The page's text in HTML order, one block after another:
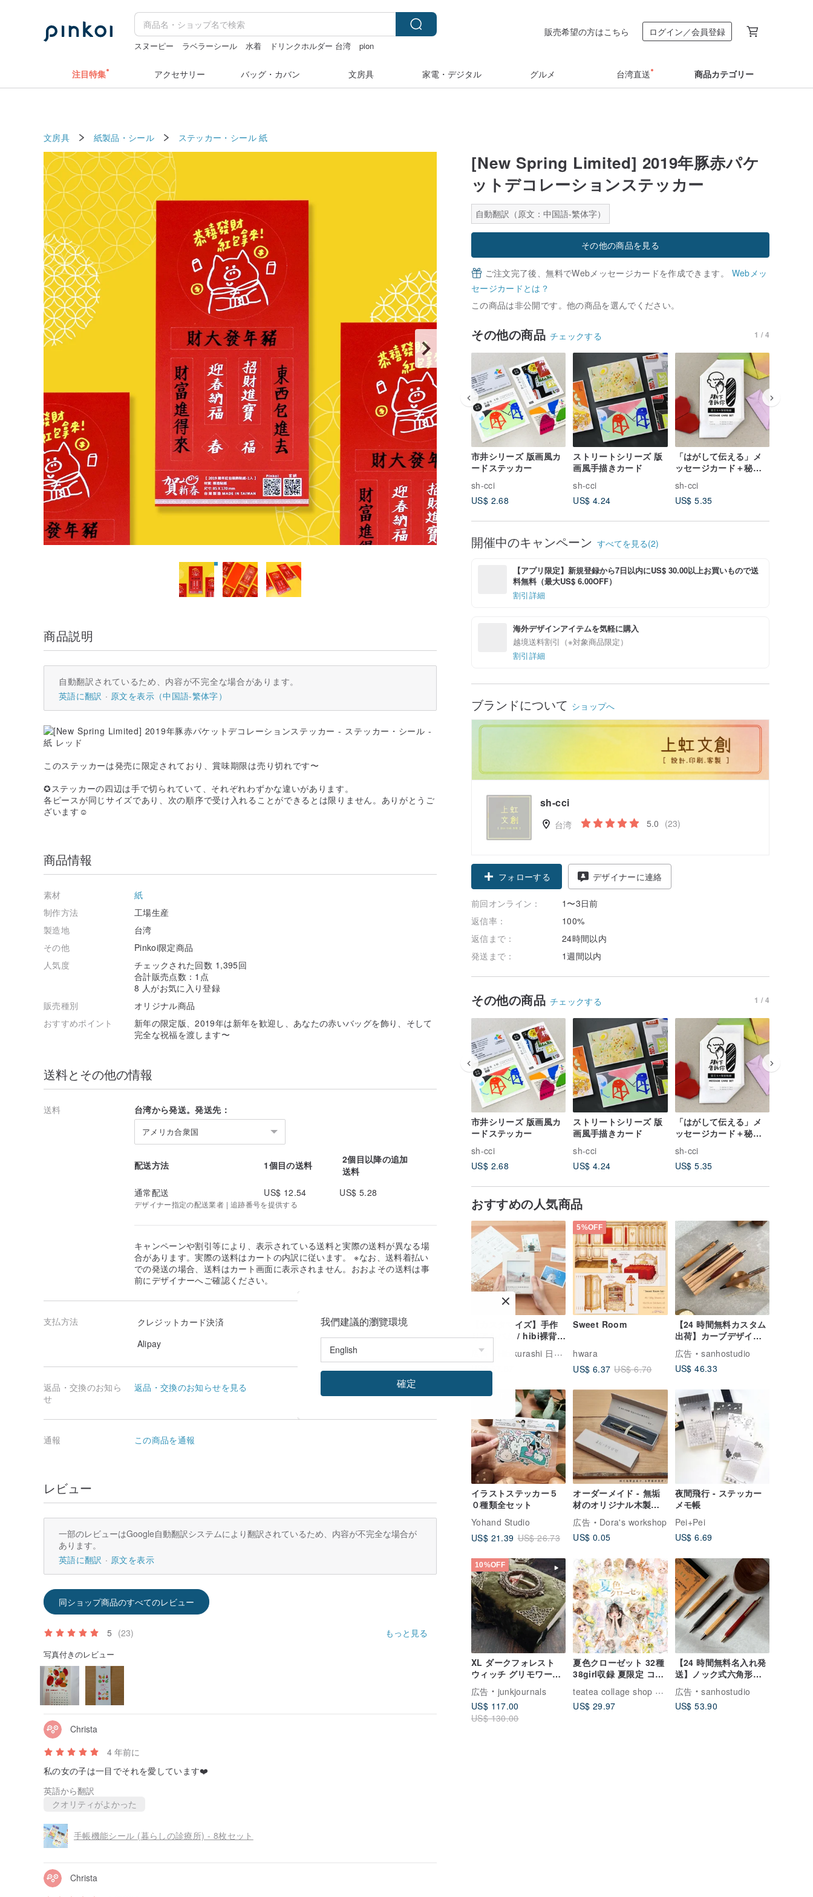
スヌーピー ラベラーシール 水着 ドリンクホルダー 台湾
pion
販売希望の方はこちら ログイン／会員登録
注目特集 アクセサリー バッグ・カバン 文房具 家電・デジタル グルメ 台湾直送 商品カテゴリー
文房具 紙製品・シール ステッカー・シール 紙
[New Spring Limited] 2019年豚赤パケ
ットデコレーションステッカー
自動翻訳（原文：中国語-繁体字）
その他の商品を見る
ご注文完了後、無料でWebメッセージカードを作成できます。 Webメッ
セージカードとは？
この商品は非公開です。他の商品を選んでください。
その他の商品 チェックする 1 / 4
市井シリーズ 版画風カ
ードステッカー
sh-cci
US$ 2.68
ストリートシリーズ 版
画風手描きカード
sh-cci
US$ 4.24
「はがして伝える」メ
ッセージカード＋秘密
sh-cci
US$ 5.35
開催中のキャンペーン すべてを見る(2)
【アプリ限定】新規登録から7日以内にUS$ 30.00以上お買いもので送
料無料（最大US$ 6.00OFF）
割引詳細
海外デザインアイテムを気軽に購入
越境送料割引（※対象商品限定）
割引詳細
ブランドについて ショップへ
sh-cci
台湾 5.0 (23)
フォローする デザイナーに連絡
前回オンライン：
1〜3日前
返信率：
100%
返信まで：
24時間以内
発送まで：
1週間以内
その他の商品 チェックする 1 / 4
市井シリーズ 版画風カ
ードステッカー
sh-cci
US$ 2.68
ストリートシリーズ 版
画風手描きカード
sh-cci
US$ 4.24
「はがして伝える」メ
ッセージカード＋秘密
シールセット
sh-cci
US$ 5.35
おすすめの人気商品
【カスタマイズ】手作
りアルバム / hibi裸背製
本フォトブック【クラ
シック】 誕生日贈り物
記念日贈り物 カップル
広告
Hibikurashi 日々暮らし
US$ 57.87
5%OFF
Sweet Room
hwara
US$ 6.37 US$ 6.70
【24 時間無料カスタム
出荷】カーブデザイン
木製シャープペン
（0.5mm 芯）無料刻印
広告
sanhostudio
US$ 46.33
20%OFF
イラストステッカー５
０種類全セット
Yohand Studio
US$ 21.39 US$ 26.73
オーダーメイド - 無垢
材のオリジナル木製ペ
ン、名入れ可能
広告
Dora's workshop
US$ 0.05
夜間飛行 - ステッカー
メモ帳
Pei+Pei
US$ 6.69
10%OFF
XL ダークフォレスト
ウィッチ グリモワール
（黒魔術書）空白 緑の
魔女 呪文書 600 ページ
15x10cm
広告
junkjournals
US$ 117.00
US$ 130.00
夏色クローゼット 32種
38girl収録 夏限定 コラ
カー teatea
teatea collage shop てぃてぃ｜紙もの・ステッカー
US$ 29.97
【24 時間無料名入れ発
送】ノック式六角形木
製ボールペン（ブラッ
ク F）無料刻印
広告
sanhostudio
US$ 53.90
商品説明
自動翻訳されているため、内容が不完全な場合があります。
英語に翻訳
原文を表示（中国語-繁体字）
このステッカーは発売に限定されており、賞味期限は売り切れです〜
✪ステッカーの四辺は手で切られていて、それぞれわずかな違いがあります。
各ピースが同じサイズであり、次の順序で受け入れることができるとは限りません。ありがとうご
ざいます☺
商品情報
素材
紙
制作方法
工場生産
製造地
台湾
その他
Pinkoi限定商品
人気度
チェックされた回数 1,395回
合計販売点数：1点
8 人がお気に入り登録
販売種別
オリジナル商品
おすすめポイント
新年の限定版、2019年は新年を歓迎し、あなたの赤いバッグを飾り、そして
完全な祝福を渡します〜
送料とその他の情報
送料 台湾から発送。発送先：
アメリカ合衆国
配送方法 1個目の送料
2個目以降の追加
送料
通常配送
US$ 12.54 US$ 5.28
デザイナー指定の配送業者 | 追跡番号を提供する
キャンペーンや割引等により、表示されている送料と実際の送料が異なる場
合があります。実際の送料はカートの内訳に従います。 ※なお、送料着払い
での発送の場合、送料はカート画面に表示されません。おおよその送料は事
前にデザイナーへご確認ください。
支払方法
クレジットカード決済
Alipay
返品・交換のお知ら
せ
返品・交換のお知らせを見る
通報 この商品を通報
レビュー
一部のレビューはGoogle自動翻訳システムにより翻訳されているため、内容が不完全な場合が
あります。
英語に翻訳
原文を表示
同ショップ商品のすべてのレビュー
5 (23) もっと見る
写真付きのレビュー
Christa
4 年前に
私の女の子は一目でそれを愛しています❤️
英語から翻訳
クオリティがよかった
手帳機能シール (暮らしの診療所) - 8枚セット
Christa
我們建議的瀏覽環境
確定